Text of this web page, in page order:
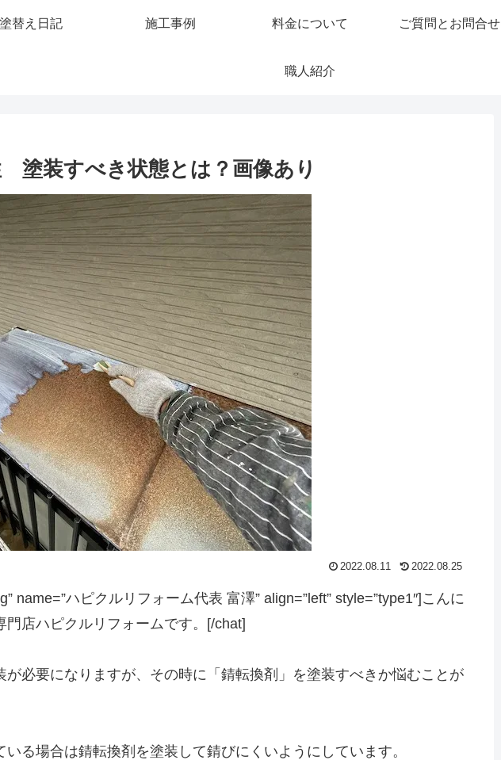
塗替え日記 施工事例 料金について ご質問とお問合せ
職人紹介
塗装すべき状態とは？画像あり
2022.08.11 2022.08.25
name=”ハピクルリフォーム代表 富澤” align=”left” style=”type1″]こんに
門店ハピクルリフォームです。[/chat]
が必要になりますが、その時に「錆転換剤」を塗装すべきか悩むことが
る場合は錆転換剤を塗装して錆びにくいようにしています。